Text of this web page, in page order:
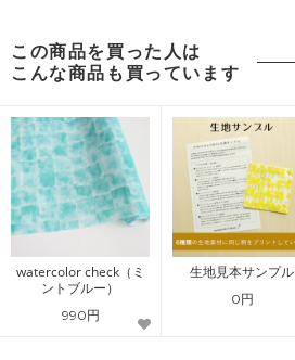
この商品を買った人は
こんな商品も買っています
watercolor check（ミ
ントブルー）
990円
生地見本サンプル
0円